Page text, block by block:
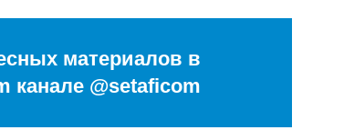
материалов в
канале @setaficom